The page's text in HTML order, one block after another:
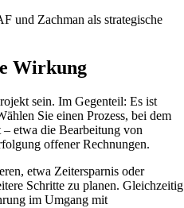
und Zachman als strategische
Wirkung
sein. Im Gegenteil: Es ist
Sie einen Prozess, bei dem
– etwa die Bearbeitung von
offener Rechnungen.
etwa Zeitersparnis oder
Schritte zu planen. Gleichzeitig
im Umgang mit